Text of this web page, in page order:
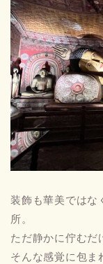
装飾も華美ではな
所。
ただ静かに佇むだ
そんな感覚に包ま